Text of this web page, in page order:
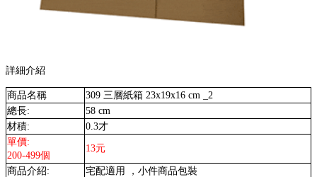
詳細介紹
商品名稱
309 三層紙箱 23x19x16 cm _2
總長:
58 cm
材積:
0.3才
單價:
200-499個
13元
商品介紹: 宅配適用 ，小件商品包裝